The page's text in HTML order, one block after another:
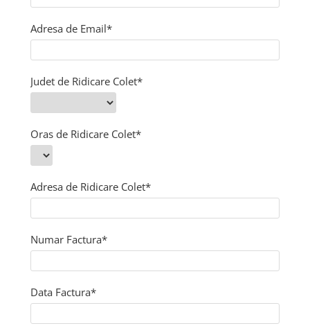
EPILATOARE
Cutite aparate de ras
Adresa de Email*
Judet de Ridicare Colet*
Oras de Ridicare Colet*
Adresa de Ridicare Colet*
Numar Factura*
Data Factura*